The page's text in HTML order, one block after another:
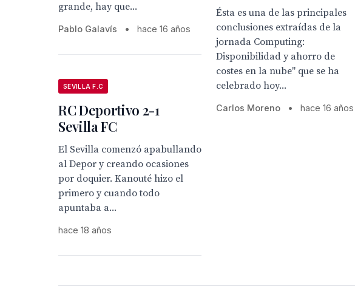
grande, hay que...
Pablo Galavís • hace 16 años
Ésta es una de las principales
conclusiones extraídas de la
jornada Computing:
Disponibilidad y ahorro de
costes en la nube" que se ha
celebrado hoy...
Carlos Moreno • hace 16 años
SEVILLA F.C
RC Deportivo 2-1
Sevilla FC
El Sevilla comenzó apabullando
al Depor y creando ocasiones
por doquier. Kanouté hizo el
primero y cuando todo
apuntaba a...
hace 18 años